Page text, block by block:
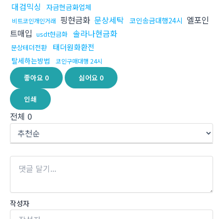
대검믹싱 자금현금화업체
비트코인개인거래 핑현금화 문상세탁 코인송금대행24시 엘포인
트매입 usdt현금화 솔라나현금화
문상테더전환 태더원화환전
탈세하는방법 코인구매대행 24시
좋아요 0 싫어요 0
인쇄
전체 0
작성자